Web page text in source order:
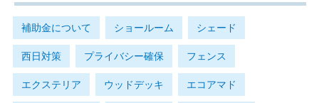
補助金について ショールーム シェード
西日対策 プライバシー確保 フェンス
エクステリア ウッドデッキ エコアマド